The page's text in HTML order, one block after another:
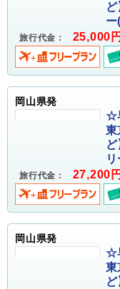
ー
旅行代金： 25,000
岡山県発
☆
東
旅行代金： 27,200
岡山県発
☆
東